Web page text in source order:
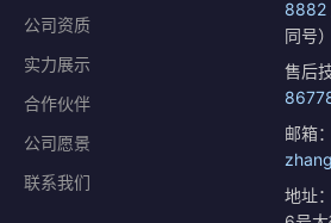
公司资质
实力展示
合作伙伴
公司愿景
联系我们
8882
同号）
售后
邮箱：
地址